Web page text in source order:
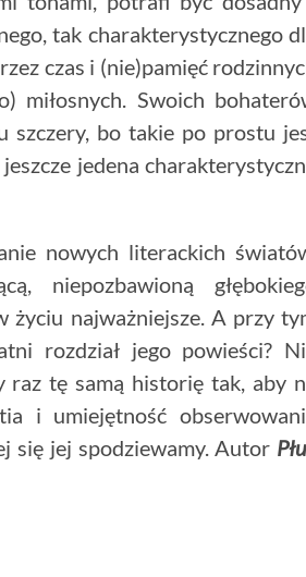
tak charakterystycznego
czas i (nie)pamięć
miłosnych. Swoich
szczery, bo takie po prostu
jedena
nowych literackich
niepozbawioną
życiu najważniejsze. A przy
rozdział jego powieści?
raz tę samą historię tak, aby
i umiejętność
się jej spodziewamy. Autor